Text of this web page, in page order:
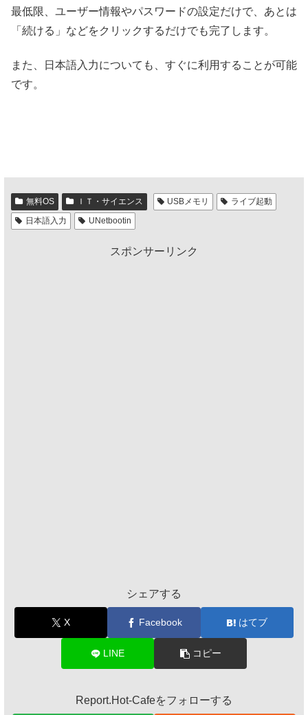
最低限、ユーザー情報やパスワードの設定だけで、あとは
「続ける」などをクリックするだけでも完了します。
また、日本語入力についても、すぐに利用することが可能
です。
無料OS ＩＴ・サイエンス USBメモリ
ライブ起動
日本語入力
UNetbootin
スポンサーリンク
シェアする
X Facebook はてブ
LINE コピー
Report.Hot-Cafeをフォローする